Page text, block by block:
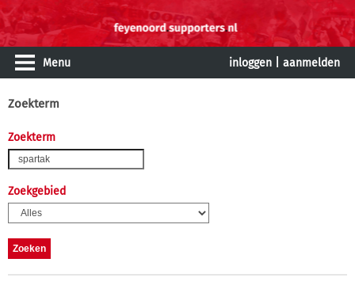
Menu inloggen aanmelden
Zoekterm
Zoekterm
Zoekgebied